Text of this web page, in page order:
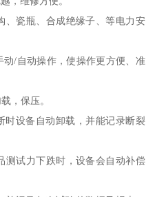
、瓷瓶、合成绝缘子、等电力安
/自动操作，使操作更方便、准
，保压。
时设备自动卸载，并能记录断裂
测试力下跌时，设备会自动补偿